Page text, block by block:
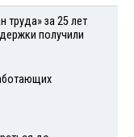
труда» за 25 лет
получили